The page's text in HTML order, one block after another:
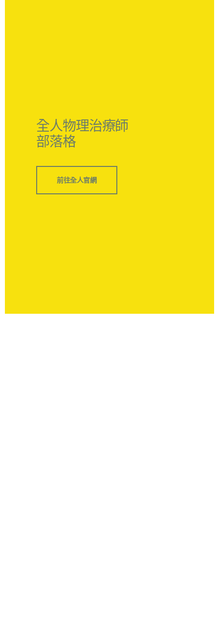
全人物理治療師
部落格
前往全人官網